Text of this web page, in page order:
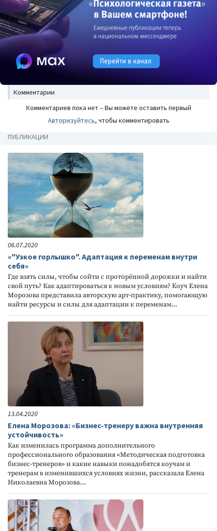
Комментарии
Комментариев пока нет – Вы можете оставить первый
Авторизуйтесь, чтобы комментировать
ПУБЛИКАЦИИ
06.07.2020
«"Узкое горлышко". Адаптация к переменам внутри
себя»
Где взять силы, чтобы сойти с проторённой дорожки и найти
свой путь? Как адаптироваться к новым условиям? Коуч Елена
Морозова представила авторскую арт-практику, помогающую
найти ресурсы и силы для адаптации к переменам...
13.04.2020
Елена Морозова: «Бизнес-тренеру важна внутренняя
устойчивость»
Как изменилась программа дополнительного
профессионального образования «Методическая подготовка
бизнес-тренеров» и какие навыки понадобятся коучам и
тренерам в изменившихся условиях жизни, рассказала Елена
Николаевна Морозова…